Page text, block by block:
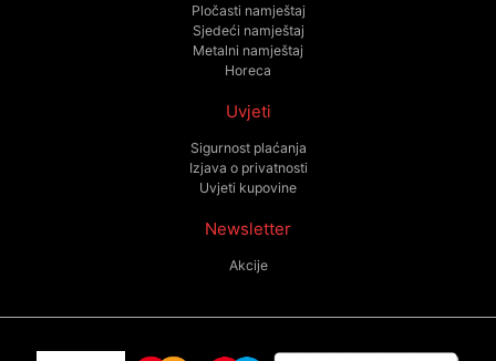
Pločasti namještaj
Sjedeći namještaj
Metalni namještaj
Horeca
Uvjeti
Sigurnost plaćanja
Izjava o privatnosti
Uvjeti kupovine
Newsletter
Akcije